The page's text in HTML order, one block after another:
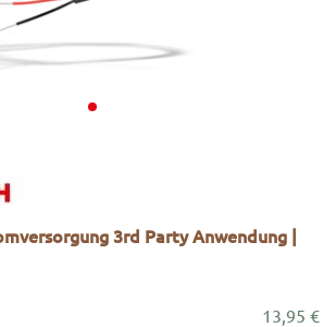
3rd Party Anwendung |
13,95 €